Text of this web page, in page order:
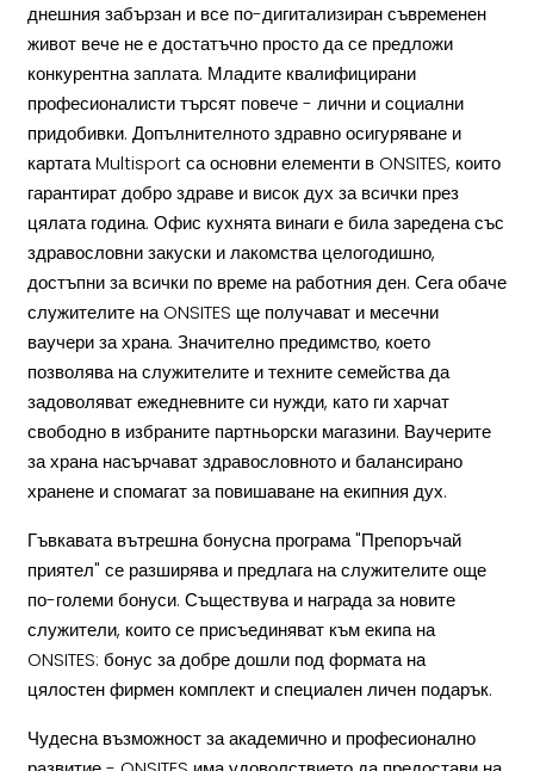
днешния забързан и все по-дигитализиран съвременен
живот вече не е достатъчно просто да се предложи
конкурентна заплата. Младите квалифицирани
професионалисти търсят повече - лични и социални
придобивки. Допълнителното здравно осигуряване и
картата Multisport са основни елементи в ONSITES, които
гарантират добро здраве и висок дух за всички през
цялата година. Офис кухнята винаги е била заредена със
здравословни закуски и лакомства целогодишно,
достъпни за всички по време на работния ден. Сега обаче
служителите на ONSITES ще получават и месечни
ваучери за храна. Значително предимство, което
позволява на служителите и техните семейства да
задоволяват ежедневните си нужди, като ги харчат
свободно в избраните партньорски магазини. Ваучерите
за храна насърчават здравословното и балансирано
хранене и спомагат за повишаване на екипния дух.
Гъвкавата вътрешна бонусна програма "Препоръчай
приятел" се разширява и предлага на служителите още
по-големи бонуси. Съществува и награда за новите
служители, които се присъединяват към екипа на
ONSITES: бонус за добре дошли под формата на
цялостен фирмен комплект и специален личен подарък.
Чудесна възможност за академично и професионално